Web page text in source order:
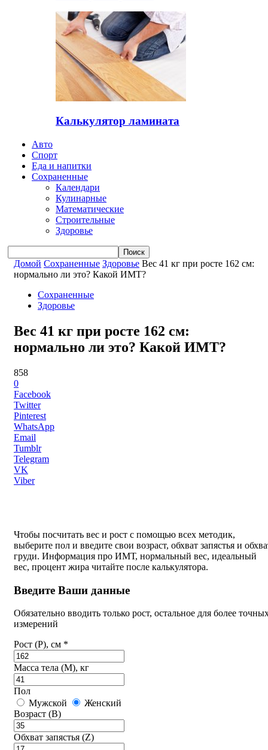
Калькулятор ламината
Авто
Спорт
Еда и напитки
Сохраненные
Календари
Кулинарные
Математические
Строительные
Здоровье
Домой Сохраненные Здоровье Вес 41 кг при росте 162 см:
нормально ли это? Какой ИМТ?
Сохраненные
Здоровье
Вес 41 кг при росте 162 см:
нормально ли это? Какой ИМТ?
858
0
Facebook
Twitter
Pinterest
WhatsApp
Email
Tumblr
Telegram
VK
Viber
Чтобы посчитать вес и рост с помощью всех методик,
выберите пол и введите свои возраст, обхват запястья и
груди. Информация про ИМТ, нормальный вес, идеальный
вес, процент жира читайте после калькулятора.
Введите Ваши данные
Обязательно вводить только рост, остальное для более
измерений
Рост (P), см *
Масса тела (M), кг
Пол
Мужской
Женский
Возраст (B)
Обхват запястья (Z)